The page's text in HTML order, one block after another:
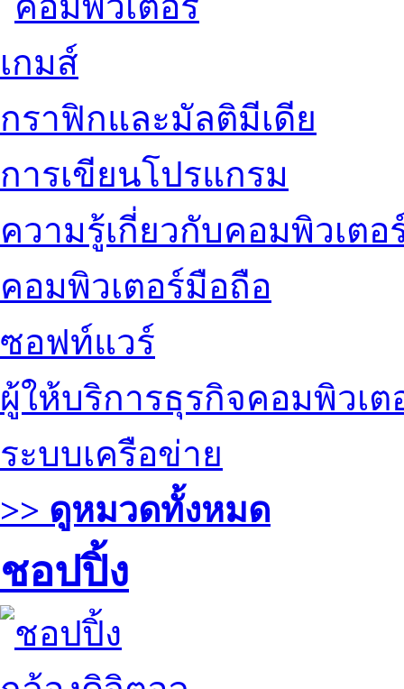
เกมส์
กราฟิกและมัลติมีเดีย
การเขียนโปรแกรม
ความรู้เกี่ยวกับคอมพิวเตอ
คอมพิวเตอร์มือถือ
ซอฟท์แวร์
ผู้ให้บริการธุรกิจคอมพิวเต
ระบบเครือข่าย
>> ดูหมวดทั้งหมด
ชอปปิ้ง